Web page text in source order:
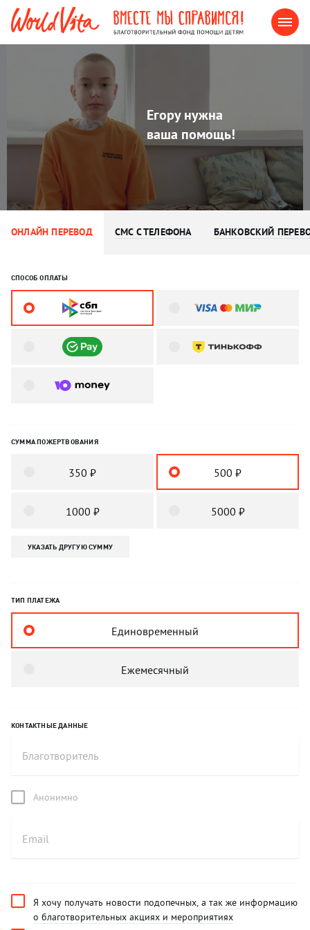
Егору нужна
ваша помощь!
ОНЛАЙН ПЕРЕВОД СМС С ТЕЛЕФОНА БАНКОВСКИЙ
СПОСОБ ОПЛАТЫ
СУММА ПОЖЕРТВОВАНИЯ
350 ₽ 500 ₽
1000 ₽ 5000 ₽
УКАЗАТЬ ДРУГУЮ СУММУ
ТИП ПЛАТЕЖА
Единовременный
Ежемесячный
КОНТАКТНЫЕ ДАННЫЕ
Анонимно
Я хочу получать новости подопечных, а так же информацию
о благотворительных акциях и мероприятиях